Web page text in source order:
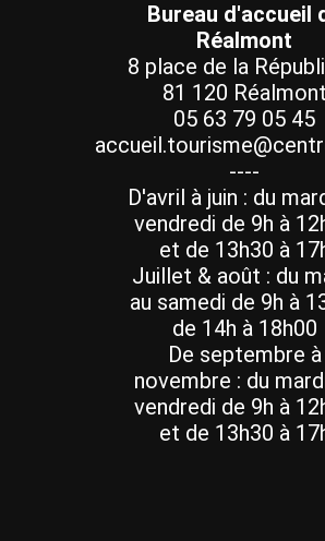
Bureau d'accueil
Réalmont
8 place de la
81 120 Réalmont
05 63 79 05 45
----
D'avril à juin : du
vendredi de 9h à
et de 13h30 à
Juillet & août : du
au samedi de 9h à
de 14h à 18h00
De septembre à
novembre : du
vendredi de 9h à
et de 13h30 à